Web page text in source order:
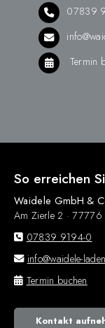
07839
Termin
So erreichen
Waidele GmbH &
Am Zierle 2 · 77776
07839 9194-0
info@waidele-
Termin buchen
Kontakt